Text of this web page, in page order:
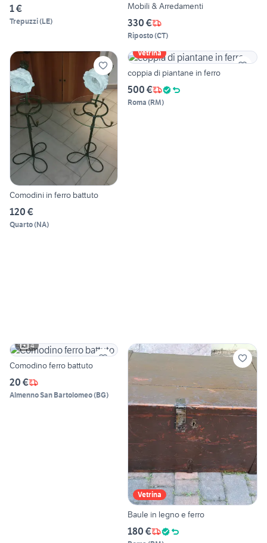
1 €
Trepuzzi(LE)
Mobili & Arredamenti
330 €
Riposto(CT)
Comodini in ferro battuto
120 €
Quarto(NA)
Vetrina
coppia di piantane in ferro
500 €
Roma (RM)
4
Comodino ferro battuto
20 €
Almenno San Bartolomeo(BG)
Vetrina
Baule in legno e ferro
180 €